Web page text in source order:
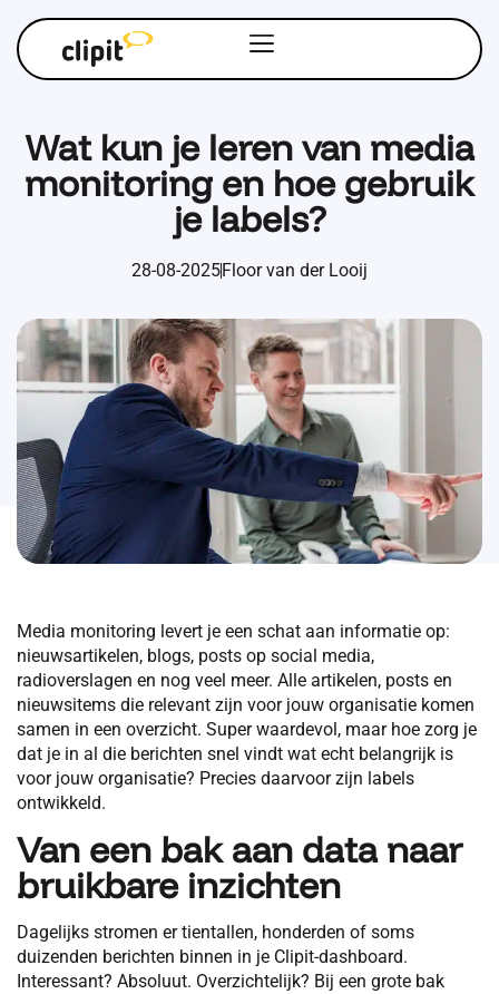
Wat kun je leren van media
monitoring en hoe gebruik
je labels?
28-08-2025Floor van der Looij
Media monitoring levert je een schat aan informatie op:
nieuwsartikelen, blogs, posts op social media,
radioverslagen en nog veel meer. Alle artikelen, posts en
nieuwsitems die relevant zijn voor jouw organisatie komen
samen in een overzicht. Super waardevol, maar hoe zorg je
dat je in al die berichten snel vindt wat echt belangrijk is
voor jouw organisatie? Precies daarvoor zijn labels
ontwikkeld.
Van een bak aan data naar
bruikbare inzichten
Dagelijks stromen er tientallen, honderden of soms
duizenden berichten binnen in je Clipit-dashboard.
Interessant? Absoluut. Overzichtelijk? Bij een grote bak